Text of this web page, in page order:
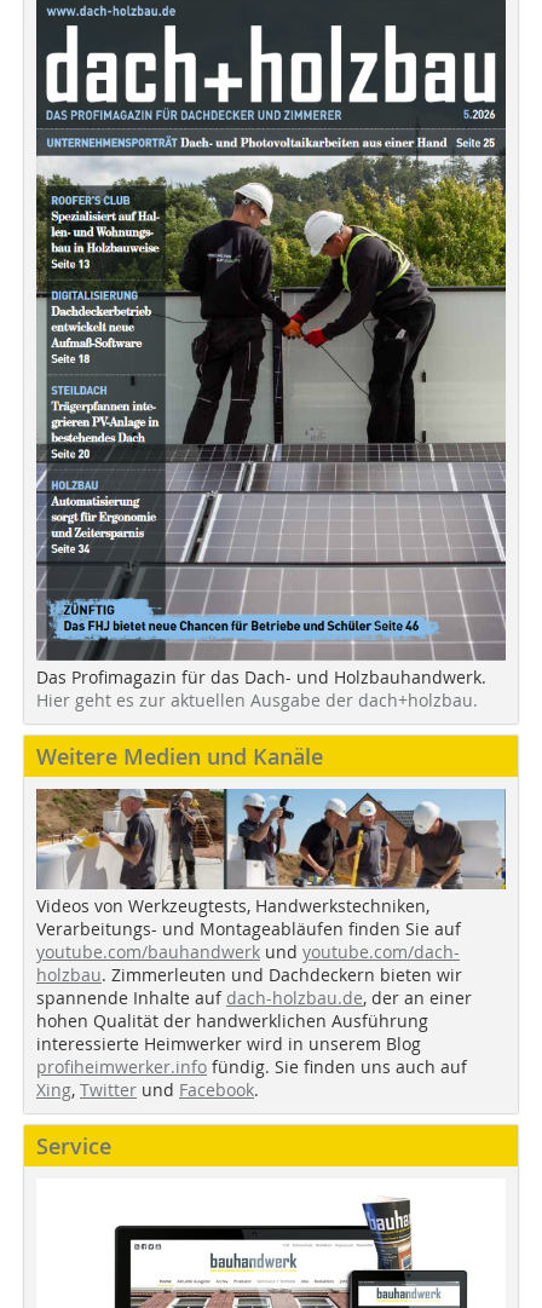
Das Profimagazin für das Dach- und Holzbauhandwerk.
Hier geht es zur aktuellen Ausgabe der dach+holzbau.
Weitere Medien und Kanäle
Videos von Werkzeugtests, Handwerkstechniken,
Verarbeitungs- und Montageabläufen finden Sie auf
youtube.com/bauhandwerk und youtube.com/dach-
holzbau. Zimmerleuten und Dachdeckern bieten wir
spannende Inhalte auf dach-holzbau.de, der an einer
hohen Qualität der handwerklichen Ausführung
interessierte Heimwerker wird in unserem Blog
profiheimwerker.info fündig. Sie finden uns auch auf
Xing, Twitter und Facebook.
Service